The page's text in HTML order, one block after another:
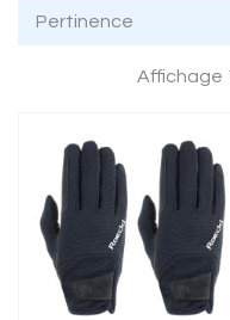
Pertinence
Affichage